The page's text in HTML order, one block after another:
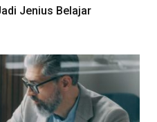
Jenius Belajar